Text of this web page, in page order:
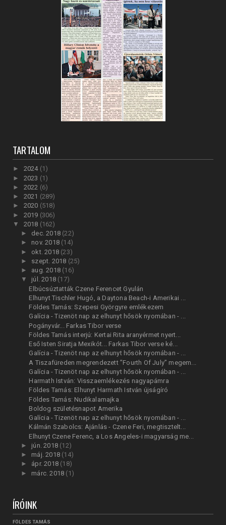
TARTALOM
► 2024 (1)
► 2023 (1)
► 2022 (6)
► 2021 (289)
► 2020 (518)
► 2019 (306)
▼ 2018 (162)
► dec. 2018 (22)
► nov. 2018 (14)
► okt. 2018 (23)
► szept. 2018 (25)
► aug. 2018 (16)
▼ júl. 2018 (17)
Elbúcsúztatták Czene Ferencet Gyulán
Elhunyt Tischler Hugó, a Daytona Beach-i Amerikai ...
Földes Tamás: Szepesi Györgyre emlékezem
Galícia - Tizenöt nap az elhunyt hősök nyomában - ...
Pogányvár... Farkas Tibor verse
Földes Tamás interjú: Kertai Rita aranyérmet nyert...
Eső Isten Siratja Mexikót... Farkas Tibor verse ké...
Galícia - Tizenöt nap az elhunyt hősök nyomában - ...
A Tiszafüreden megrendezett ”Fourth Of July” megem...
Galícia - Tizenöt nap az elhunyt hősök nyomában - ...
Harmath István: Visszaemlékezés nagyapámra
Földes Tamás: Elhunyt Harmath István újságíró
Földes Tamás: Nudikalamajka
Boldog születésnapot Amerika
Galícia - Tizenöt nap az elhunyt hősök nyomában - ...
Kálmán Szabolcs: Ajánlás - Czene Feri, megtisztelt...
Elhunyt Czene Ferenc, a Los Angeles-i magyarság me...
► jún. 2018 (12)
► máj. 2018 (14)
► ápr. 2018 (18)
► márc. 2018 (1)
ÍRÓINK
FÖLDES TAMÁS